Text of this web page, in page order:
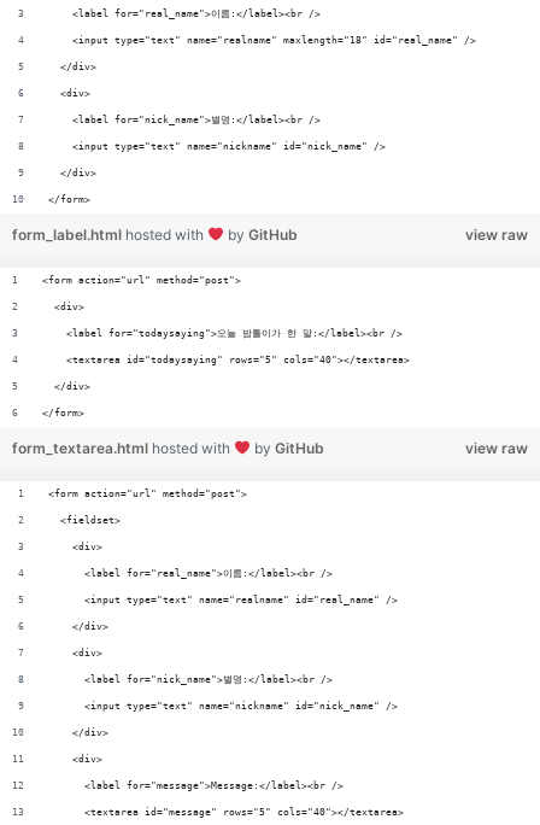
    <label for="real_name">이름:</label><br />
    <input type="text" name="realname" maxlength="18" id="real_name" />
  </div>
  <div>
    <label for="nick_name">별명:</label><br />
    <input type="text" name="nickname" id="nick_name" />
  </div>
</form>
view raw
form_label.html hosted with by GitHub
<form action="url" method="post">
  <div>
    <label for="todaysaying">오늘 밤톨이가 한 말:</label><br />
    <textarea id="todaysaying" rows="5" cols="40"></textarea>
  </div>
</form>
view raw
form_textarea.html hosted with by GitHub
<form action="url" method="post">
  <fieldset>
    <div>
      <label for="real_name">이름:</label><br />
      <input type="text" name="realname" id="real_name" />
    </div>
    <div>
      <label for="nick_name">별명:</label><br />
      <input type="text" name="nickname" id="nick_name" />
    </div>
    <div>
      <label for="message">Message:</label><br />
      <textarea id="message" rows="5" cols="40"></textarea>